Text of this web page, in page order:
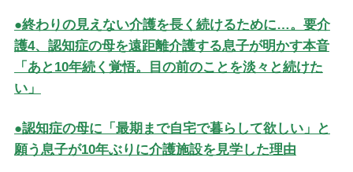
●終わりの見えない介護を長く続けるために…。要介
護4、認知症の母を遠距離介護する息子が明かす本音
「あと10年続く覚悟。目の前のことを淡々と続けた
い」
●認知症の母に「最期まで自宅で暮らして欲しい」と
願う息子が10年ぶりに介護施設を見学した理由